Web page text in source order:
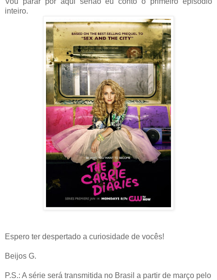
inteiro.
Espero ter despertado a curiosidade de vocês!
Beijos G.
P.S.: A série será transmitida no Brasil a partir de março pelo